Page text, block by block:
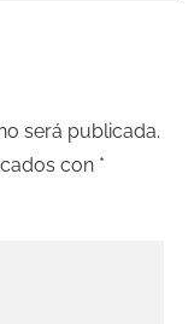
será publicada.
con *